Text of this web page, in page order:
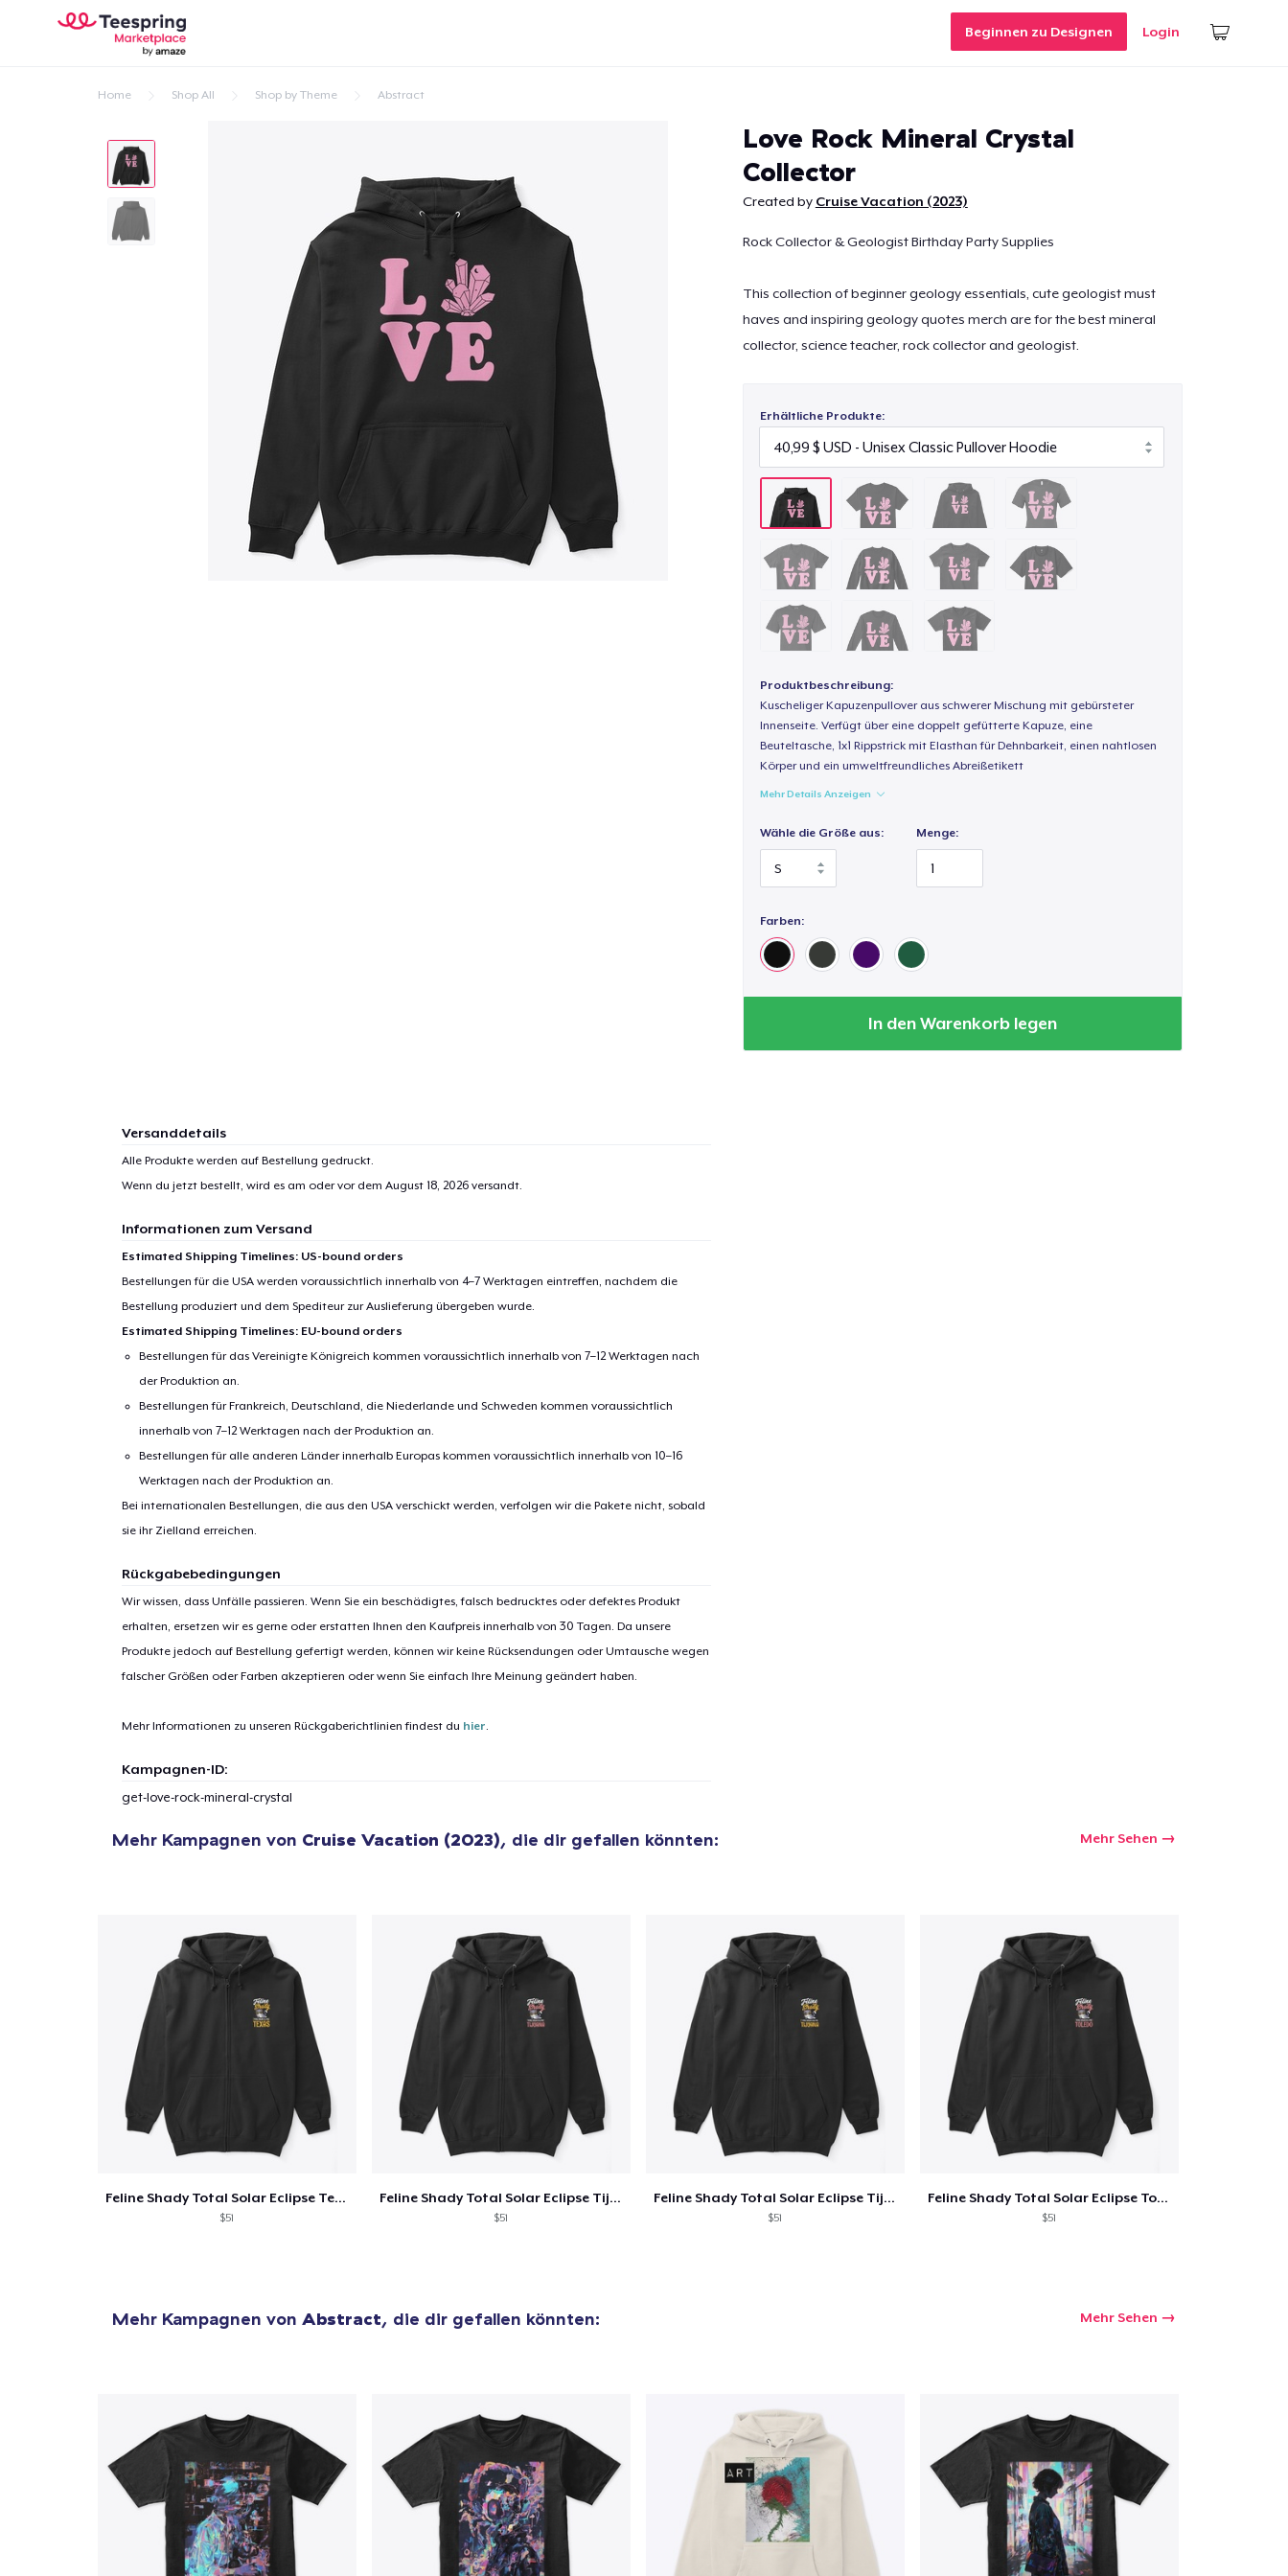
Beginnen zu Designen Login
Home Shop All Shop by Theme Abstract
Love Rock Mineral Crystal
Collector
Created by Cruise Vacation (2023)
Rock Collector & Geologist Birthday Party Supplies
This collection of beginner geology essentials, cute geologist must
haves and inspiring geology quotes merch are for the best mineral
collector, science teacher, rock collector and geologist.
Erhältliche Produkte:
Produktbeschreibung:
Kuscheliger Kapuzenpullover aus schwerer Mischung mit gebürsteter
Innenseite. Verfügt über eine doppelt gefütterte Kapuze, eine
Beuteltasche, 1x1 Rippstrick mit Elasthan für Dehnbarkeit, einen nahtlosen
Körper und ein umweltfreundliches Abreißetikett
Mehr Details Anzeigen
Wähle die Größe aus: Menge:
Farben:
In den Warenkorb legen
Versanddetails
Alle Produkte werden auf Bestellung gedruckt.
Wenn du jetzt bestellt, wird es am oder vor dem August 18, 2026versandt.
Informationen zum Versand
Estimated Shipping Timelines: US-bound orders
Bestellungen für die USA werden voraussichtlich innerhalb von 4–7 Werktagen eintreffen, nachdem die
Bestellung produziert und dem Spediteur zur Auslieferung übergeben wurde.
Estimated Shipping Timelines: EU-bound orders
Bestellungen für das Vereinigte Königreich kommen voraussichtlich innerhalb von 7–12 Werktagen nach
der Produktion an.
Bestellungen für Frankreich, Deutschland, die Niederlande und Schweden kommen voraussichtlich
innerhalb von 7–12 Werktagen nach der Produktion an.
Bestellungen für alle anderen Länder innerhalb Europas kommen voraussichtlich innerhalb von 10–16
Werktagen nach der Produktion an.
Bei internationalen Bestellungen, die aus den USA verschickt werden, verfolgen wir die Pakete nicht, sobald
sie ihr Zielland erreichen.
Rückgabebedingungen
Wir wissen, dass Unfälle passieren. Wenn Sie ein beschädigtes, falsch bedrucktes oder defektes Produkt
erhalten, ersetzen wir es gerne oder erstatten Ihnen den Kaufpreis innerhalb von 30 Tagen. Da unsere
Produkte jedoch auf Bestellung gefertigt werden, können wir keine Rücksendungen oder Umtausche wegen
falscher Größen oder Farben akzeptieren oder wenn Sie einfach Ihre Meinung geändert haben.
Mehr Informationen zu unseren Rückgaberichtlinien findest du hier.
Kampagnen-ID:
get-love-rock-mineral-crystal
Mehr Kampagnen von Cruise Vacation (2023), die dir gefallen könnten: Mehr Sehen
Feline Shady Total Solar Eclipse Texas
$51
Feline Shady Total Solar Eclipse Tijuana
$51
Feline Shady Total Solar Eclipse Tijuana
$51
Feline Shady Total Solar Eclipse Toledo
$51
Mehr Kampagnen von Abstract, die dir gefallen könnten: Mehr Sehen
Unisex Classic Pullover Hoodie
Classic Crew Neck T-Shirt
Unisex Premium Pullover Hoodie
40,99 $
21,99 $
Unisex Classic Crewneck Sweatshirt
23,99 $
Heavy Tee
44,99 $
Comfort Colors 1717 | Classic Heavyweight T-Shirt
24,99 $